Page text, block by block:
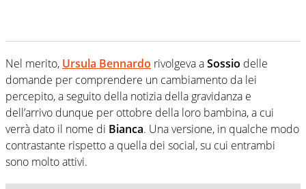
Nel merito, Ursula Bennardo rivolgeva aSossio delle
domande per comprendere un cambiamento da lei
percepito, a seguito della notizia della gravidanza e
dell’arrivo dunque per ottobre della loro bambina, a cui
verrà dato il nome di Bianca. Una versione, in qualche modo
contrastante rispetto a quella dei social, su cui entrambi
sono molto attivi.